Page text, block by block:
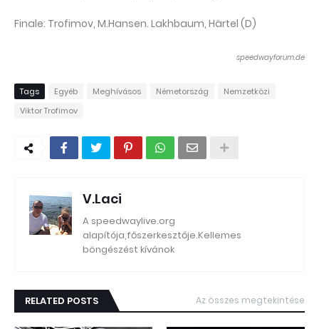
Finale: Trofimov, M.Hansen. Lakhbaum, Härtel (D)
speedwayforum.de
Tags Egyéb Meghívásos Németország
Nemzetközi
Viktor Trofimov
V.Laci
A speedwaylive.org
alapítója,főszerkesztője.Kellemes
böngészést kívánok
RELATED POSTS Az összes megtekintése